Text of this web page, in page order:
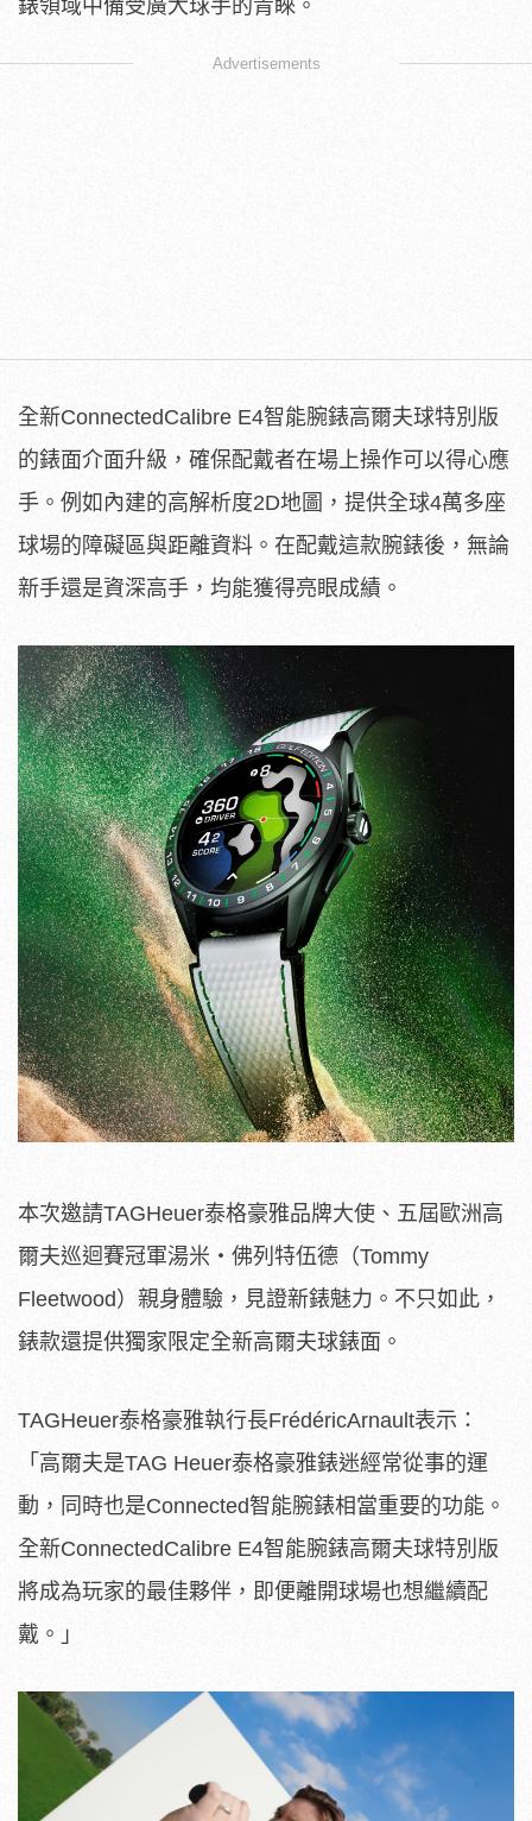
錶領域中備受廣大球手的青睞。
Advertisements
全新ConnectedCalibre E4智能腕錶高爾夫球特別版
的錶面介面升級，確保配戴者在場上操作可以得心應
手。例如內建的高解析度2D地圖，提供全球4萬多座
球場的障礙區與距離資料。在配戴這款腕錶後，無論
新手還是資深高手，均能獲得亮眼成績。
本次邀請TAGHeuer泰格豪雅品牌大使、五屆歐洲高
爾夫巡迴賽冠軍湯米‧佛列特伍德（Tommy
Fleetwood）親身體驗，見證新錶魅力。不只如此，
錶款還提供獨家限定全新高爾夫球錶面。
TAGHeuer泰格豪雅執行長FrédéricArnault表示：
「高爾夫是TAG Heuer泰格豪雅錶迷經常從事的運
動，同時也是Connected智能腕錶相當重要的功能。
全新ConnectedCalibre E4智能腕錶高爾夫球特別版
將成為玩家的最佳夥伴，即便離開球場也想繼續配
戴。」